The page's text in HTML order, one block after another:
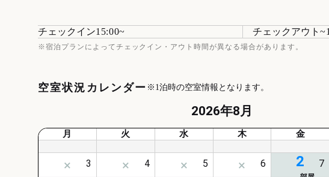
チェックイン15:00 チェックアウト
※宿泊プランによってチェックイン・アウト時間が異なる場合があります。
空室状況カレンダー ※1泊時の空室情報となります。
2026年8月
月 火 水 木 金
2